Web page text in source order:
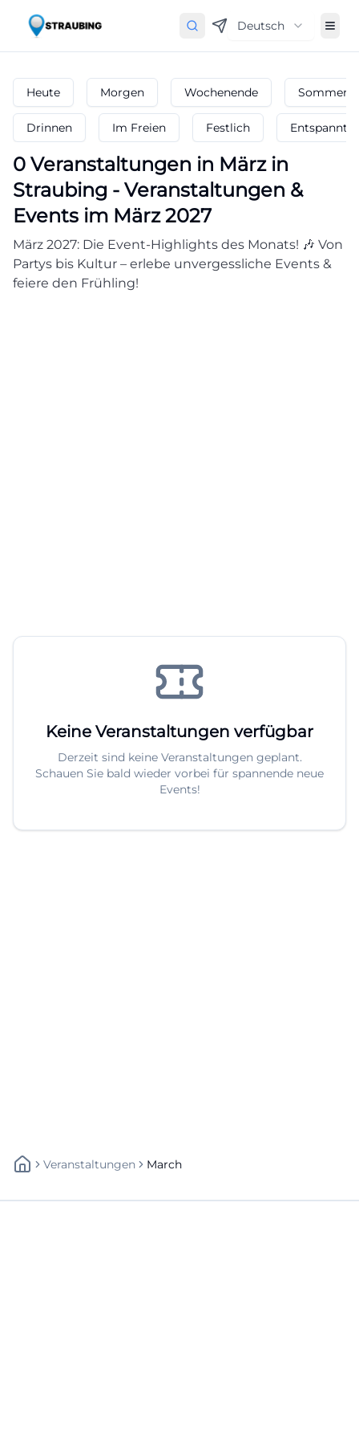
Deutsch
Heute Morgen Wochenende
Drinnen Im Freien Festlich Entspannt
0 Veranstaltungen in Märzin
Straubing - Veranstaltungen &
Events im März 2027
März 2027: Die Event-Highlights des Monats! 🎶 Von
Partys bis Kultur – erlebe unvergessliche Events &
feiere den Frühling!
Keine Veranstaltungen verfügbar
Derzeit sind keine Veranstaltungen geplant.
Schauen Sie bald wieder vorbei für spannende neue
Events!
Veranstaltungen March